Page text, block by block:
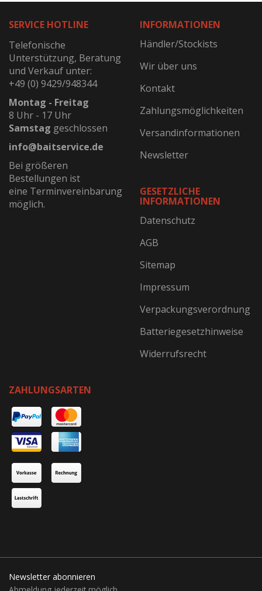
SERVICE HOTLINE
Telefonische
Unterstützung, Beratung
und Verkauf unter:
+49 (0) 9429/948344
Montag - Freitag
8 Uhr - 17 Uhr
Samstag geschlossen
info@baitservice.de
Bei größeren
Bestellungen ist
eine Terminvereinbarung
möglich.
INFORMATIONEN
Händler/Stockists
Wir über uns
Kontakt
Zahlungsmöglichkeiten
Versandinformationen
Newsletter
GESETZLICHE
INFORMATIONEN
Datenschutz
AGB
Sitemap
Impressum
Verpackungsverordnung
Batteriegesetzhinweise
Widerrufsrecht
ZAHLUNGSARTEN
Newsletter abonnieren